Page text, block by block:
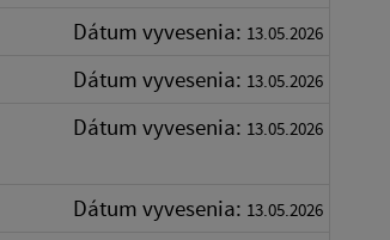
Dátum vyvesenia: 13.05.2026
Dátum vyvesenia: 13.05.2026
Dátum vyvesenia: 13.05.2026
Dátum vyvesenia: 13.05.2026